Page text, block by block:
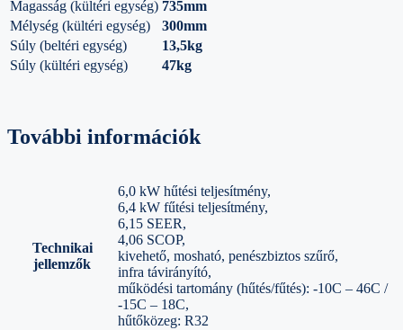
Magasság (kültéri egység) 735mm
Mélység (kültéri egység)
300mm
Súly (beltéri egység)
13,5kg
Súly (kültéri egység)
47kg
További információk
Technikai
jellemzők
6,0 kW hűtési teljesítmény,
6,4 kW fűtési teljesítmény,
6,15 SEER,
4,06 SCOP,
kivehető, mosható, penészbiztos szűrő,
infra távirányító,
működési tartomány (hűtés/fűtés): -10C – 46C /
-15C – 18C,
hűtőközeg: R32